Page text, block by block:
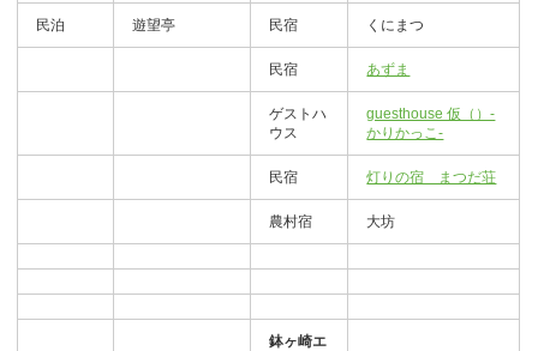
民泊 遊望亭 民宿 くにまつ
民宿 あずま
ゲストハ
ウス
guesthouse 仮（）-
かりかっこ-
民宿 灯りの宿 まつだ荘
農村宿 大坊
鉢ヶ崎エ